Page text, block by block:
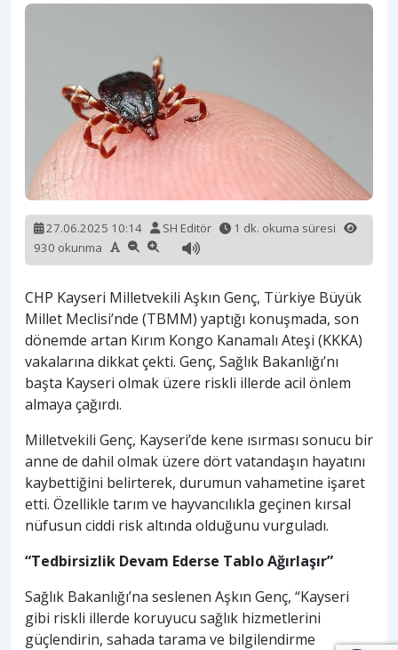
27.06.2025 10:14 SH Editör
1 dk. okuma süresi
930 okunma
CHP Kayseri Milletvekili Aşkın Genç, Türkiye Büyük
Millet Meclisi’nde (TBMM) yaptığı konuşmada, son
dönemde artan Kırım Kongo Kanamalı Ateşi (KKKA)
vakalarına dikkat çekti. Genç, Sağlık Bakanlığı’nı
başta Kayseri olmak üzere riskli illerde acil önlem
almaya çağırdı.
Milletvekili Genç, Kayseri’de kene ısırması sonucu bir
anne de dahil olmak üzere dört vatandaşın hayatını
kaybettiğini belirterek, durumun vahametine işaret
etti. Özellikle tarım ve hayvancılıkla geçinen kırsal
nüfusun ciddi risk altında olduğunu vurguladı.
“Tedbirsizlik Devam Ederse Tablo Ağırlaşır”
Sağlık Bakanlığı’na seslenen Aşkın Genç, “Kayseri
gibi riskli illerde koruyucu sağlık hizmetlerini
güçlendirin, sahada tarama ve bilgilendirme